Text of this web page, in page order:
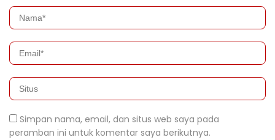
Simpan nama, email, dan situs web saya pada
peramban ini untuk komentar saya berikutnya.